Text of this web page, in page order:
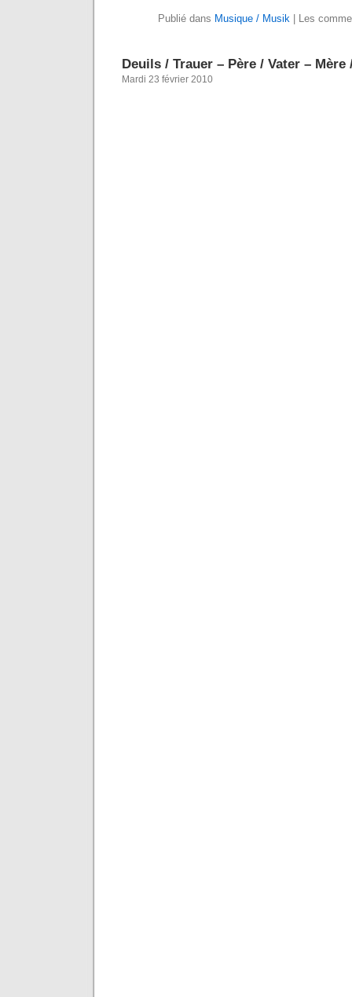
Publié dans Musique / Musik| Les
Deuils / Trauer – Père / Vater – Mère
Mardi 23 février 2010